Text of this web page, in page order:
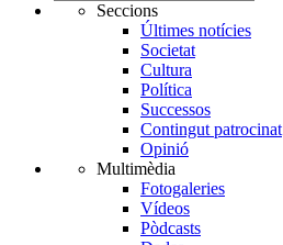
Seccions
Últimes notícies
Societat
Cultura
Política
Successos
Contingut patrocinat
Opinió
Multimèdia
Fotogaleries
Vídeos
Pòdcasts